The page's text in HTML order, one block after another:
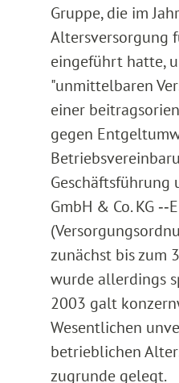
Gruppe, die im
Altersversorgung
eingeführt hatte,
"unmittelbaren
einer
gegen
Geschäftsführung
GmbH & Co. KG
zunächst bis zum
wurde allerdings
2003 galt
Wesentlichen
betrieblichen
zugrunde gelegt.